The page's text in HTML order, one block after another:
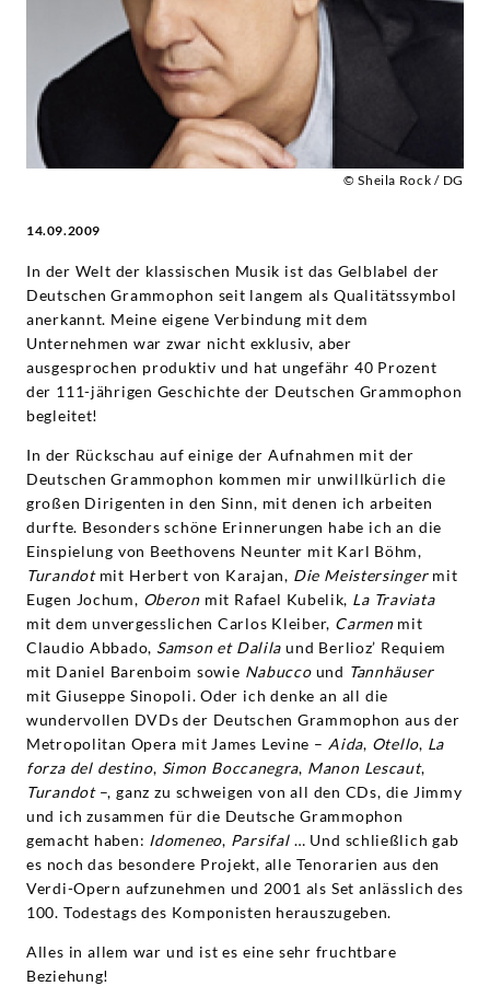
Domingo
Deutsche
Grammophon
© Sheila Rock / DG
14.09.2009
In der Welt der klassischen Musik ist das Gelblabel der
Deutschen Grammophon seit langem als Qualitätssymbol
anerkannt. Meine eigene Verbindung mit dem
Unternehmen war zwar nicht exklusiv, aber
ausgesprochen produktiv und hat ungefähr 40 Prozent
der 111-jährigen Geschich­te der Deutschen Grammophon
begleitet!
In der Rückschau auf einige der Aufnahmen mit der
Deutschen Grammophon kommen mir unwillkürlich die
großen Dirigenten in den Sinn, mit denen ich arbeiten
durfte. Besonders schöne Erinnerungen habe ich an die
Einspielung von Beethovens Neunter mit Karl Böhm,
Turandot mit Herbert von Karajan, Die Meistersingermit
Eugen Jochum, Oberonmit Rafael Kubelik, La Traviata
mit dem unvergesslichen Carlos Kleiber, Carmenmit
Claudio Abbado, Samson et Dalila und Berlioz’ Requiem
mit Daniel Barenboim sowie Nabuccound Tannhäuser
mit Giuseppe Sinopoli. Oder ich denke an all die
wundervollen DVDs der Deutschen Grammophon aus der
Metropolitan Opera mit James Levine – Aida, Otello, La
forza del destino, Simon Boccanegra, Manon Lescaut,
Turandot–, ganz zu schweigen von all den CDs, die Jimmy
und ich zusammen für die Deutsche Grammophon
gemacht haben: Idomeneo, Parsifal … Und schließlich gab
es noch das besondere Projekt, alle Tenorarien aus den
Verdi-Opern aufzunehmen und 2001 als Set anlässlich des
100. Todestags des Komponisten herauszugeben.
Alles in allem war und ist es eine sehr fruchtbare
Beziehung!